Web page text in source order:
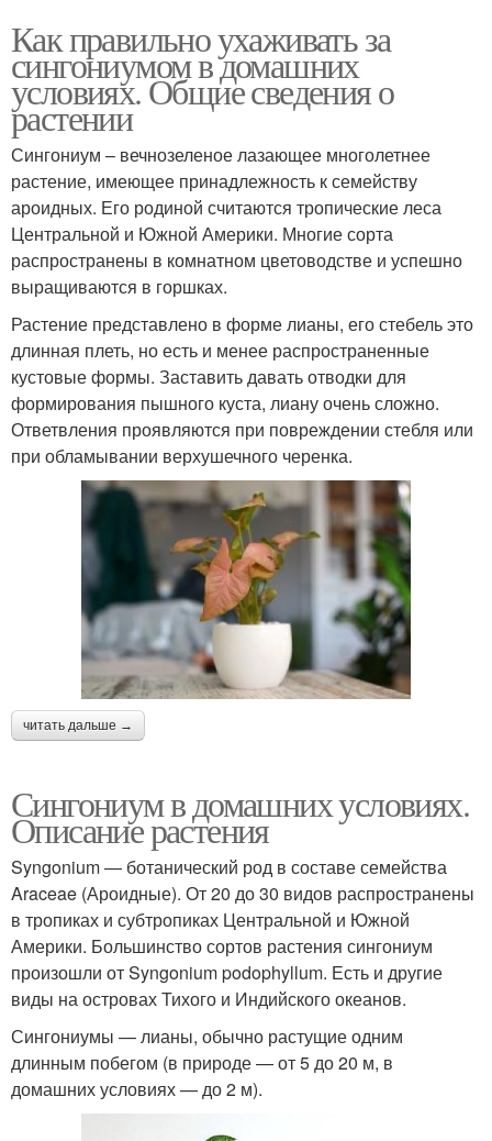
Как правильно ухаживать за
сингониумом в домашних
условиях. Общие сведения о
растении
Сингониум – вечнозеленое лазающее многолетнее
растение, имеющее принадлежность к семейству
ароидных. Его родиной считаются тропические леса
Центральной и Южной Америки. Многие сорта
распространены в комнатном цветоводстве и успешно
выращиваются в горшках.
Растение представлено в форме лианы, его стебель это
длинная плеть, но есть и менее распространенные
кустовые формы. Заставить давать отводки для
формирования пышного куста, лиану очень сложно.
Ответвления проявляются при повреждении стебля или
при обламывании верхушечного черенка.
читать дальше →
Сингониум в домашних условиях.
Описание растения
Syngonium — ботанический род в составе семейства
Araceae (Ароидные). От 20 до 30 видов распространены
в тропиках и субтропиках Центральной и Южной
Америки. Большинство сортов растения сингониум
произошли от Syngonium podophyllum. Есть и другие
виды на островах Тихого и Индийского океанов.
Сингониумы — лианы, обычно растущие одним
длинным побегом (в природе — от 5 до 20 м, в
домашних условиях — до 2 м).